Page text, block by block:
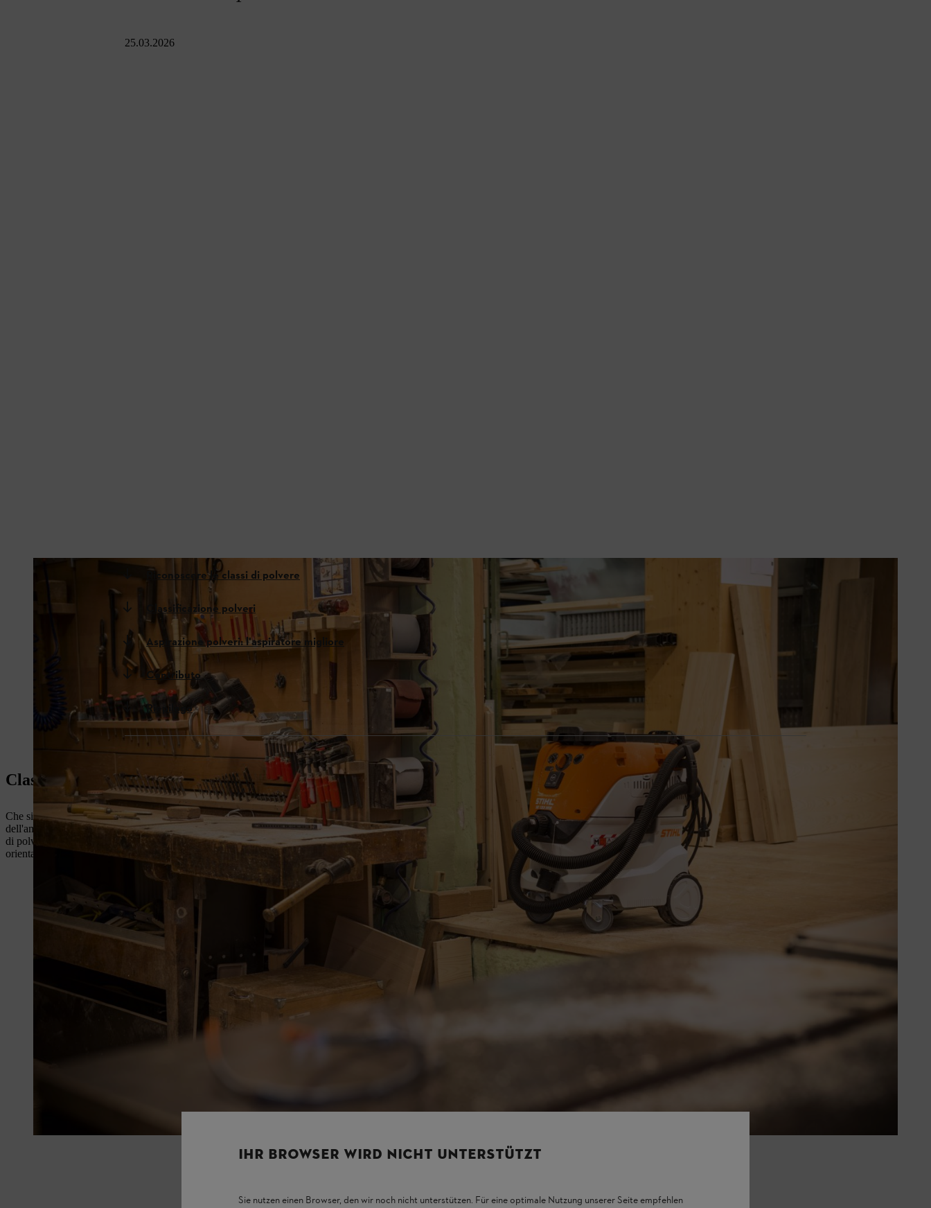
25.03.2026
Riconoscere le classi di polvere
Classificazione polveri
Aspirazione polveri: l'aspiratore migliore
Contributo
Riepilogo
Classificazione particelle di polvere: per un ambiente di lavoro più sano
Che si tratti di lavori di falegnameria, di costruzione di impianti di riscaldamento o di ristrutturazioni, quando si lavora, lo sporco e la polvere non mancano. A seconda
dell'ambiente di lavoro, la polvere che si forma ha caratteristiche e livelli di pericolosità diversi per l'uomo e per l'ambiente. Per identificare e contrastare efficacemente i vari tipi
di polvere, queste vengono classificate in classi. Le classi di polvere forniscono informazioni sulla pericolosità delle varie particelle di polvere e rappresentano quindi un buon
orientamento sui tipi di
e ti aiutano a scegliere quello adatto a una determinata classe.
IHR BROWSER WIRD NICHT UNTERSTÜTZT
Sie nutzen einen Browser, den wir noch nicht unterstützen. Für eine optimale Nutzung unserer Seite empfehlen